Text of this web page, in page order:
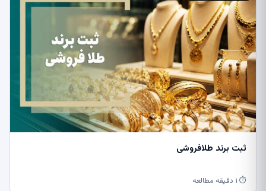
ثبت برند طلافروشی
⏱ ۱ دقیقه مطالعه